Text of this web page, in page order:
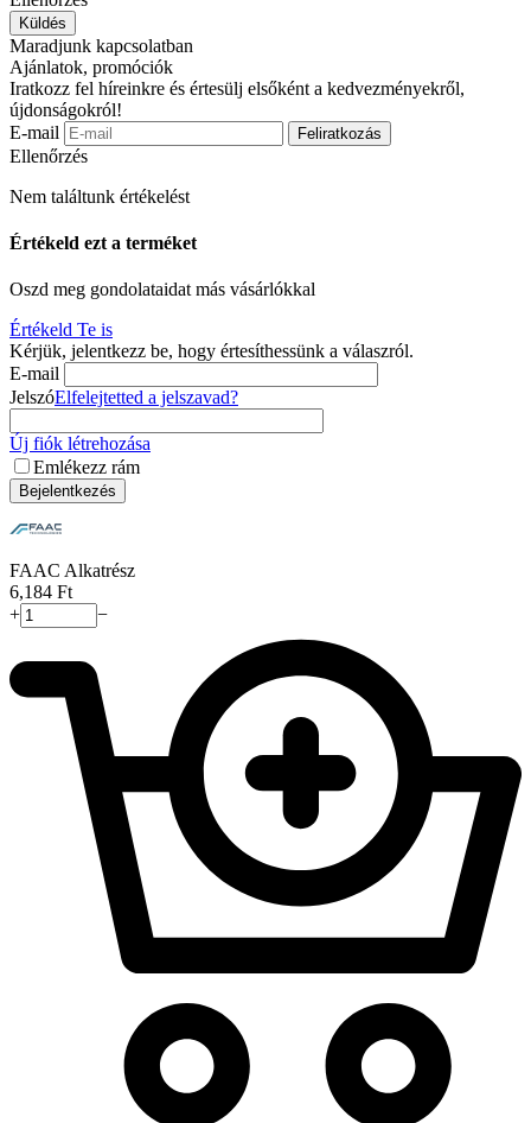
Küldés
Maradjunk kapcsolatban
Ajánlatok, promóciók
Iratkozz fel híreinkre és értesülj elsőként a kedvezményekről,
újdonságokról!
E-mail
Feliratkozás
Ellenőrzés
Nem találtunk értékelést
Értékeld ezt a terméket
Oszd meg gondolataidat más vásárlókkal
Értékeld Te is
Kérjük, jelentkezz be, hogy értesíthessünk a válaszról.
E-mail
JelszóElfelejtetted a jelszavad?
Új fiók létrehozása
Emlékezz rám
Bejelentkezés
FAAC Alkatrész
6,184 Ft
+
−